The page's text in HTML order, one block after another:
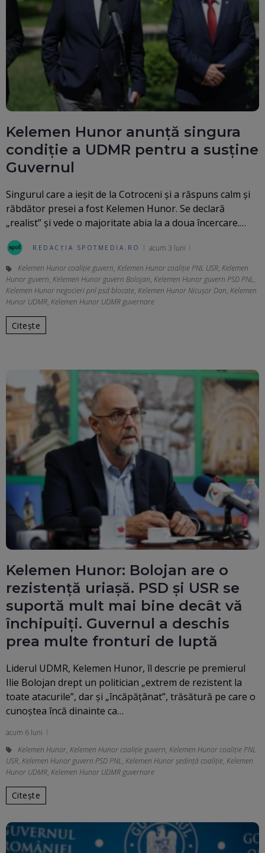
Kelemen Hunor anunță singura
condiție a UDMR pentru a susține
Guvernul
Singurul care a ieşit de la Cotroceni şi a răspuns calm şi
răbdător presei a fost Kelemen Hunor. Se declară
„realist” şi vede o majoritate abia la a doua încercare.…
REDACȚIA SPOTMEDIA.RO acum 3 luni
Kelemen Hunor coaliție guvern, Kelemen Hunor coaliţie PNL USR, Kelemen
Hunor guvern, Kelemen Hunor guvern Bolojan, Kelemen Hunor guvern PSD PNL,
Kelemen Hunor negocieri pnl psd blocate, Kelemen Hunor Nicușor Dan, Kelemen
Hunor UDMR, Kelemen Hunor UDMR guvernare
Citește
Kelemen Hunor: Bolojan are o
rezistență uriașă. PSD și USR se
suportă mult mai bine decât vă
închipuiți. Guvernul a deschis
prea multe fronturi de luptă
Liderul UDMR, Kelemen Hunor, îl descrie pe premierul
Ilie Bolojan drept un politician „extrem de rezistent la
toate atacurile”, dar și „încăpățânat”, trăsătură pe care o
cunoștea încă dinainte ca…
acum 6 luni
Kelemen Hunor, Kelemen Hunor coaliție guvern, Kelemen Hunor coaliţie PNL
USR, Kelemen Hunor guvern PSD PNL, Kelemen Hunor ședință coaliție, Kelemen
Hunor UDMR, Kelemen Hunor UDMR guvernare
Citește